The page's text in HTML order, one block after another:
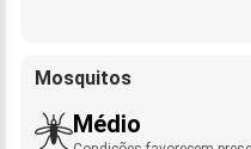
Mosquitos
Médio